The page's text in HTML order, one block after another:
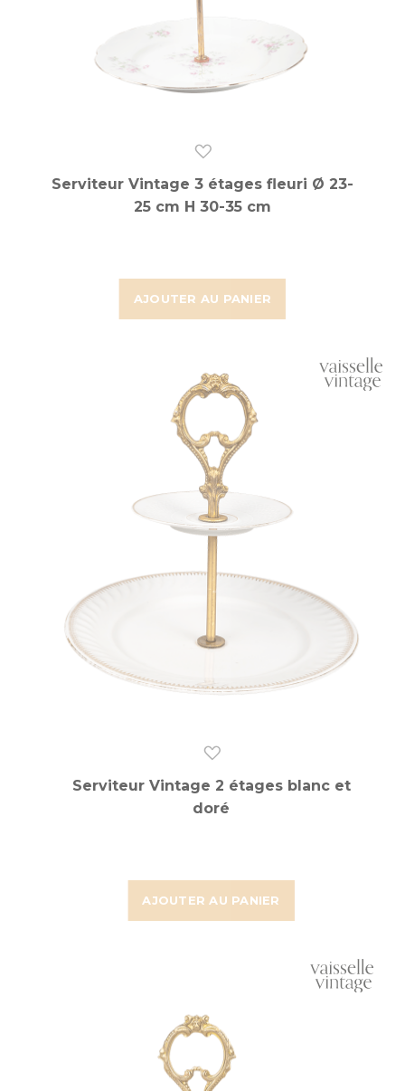
AJOUTER AU PANIER
Serviteur Vintage 3 étages fleuri Ø 23-
25 cm H 30-35 cm
AJOUTER AU PANIER
Serviteur Vintage 2 étages blanc et
doré